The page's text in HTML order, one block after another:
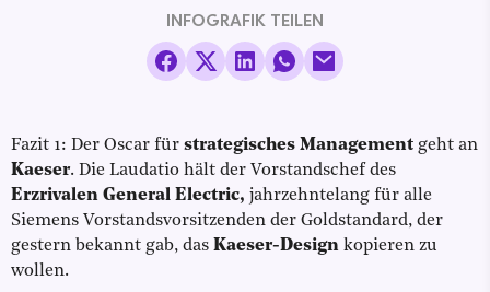
INFOGRAFIK TEILEN
Fazit 1: Der Oscar für strategisches Management geht an
Kaeser. Die Laudatio hält der Vorstandschef des
Erzrivalen General Electric, jahrzehntelang für alle
Siemens Vorstandsvorsitzenden der Goldstandard, der
gestern bekannt gab, das Kaeser-Design kopieren zu
wollen.